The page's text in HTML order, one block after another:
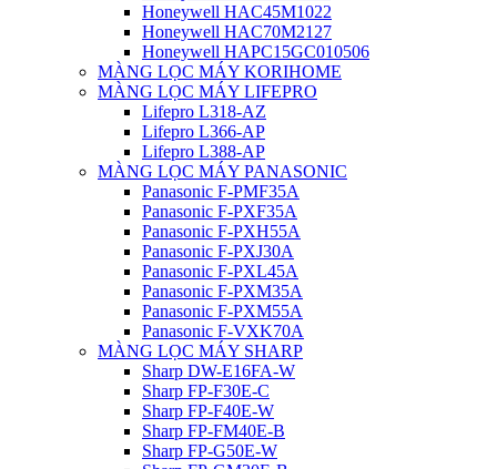
Honeywell HAC45M1022
Honeywell HAC70M2127
Honeywell HAPC15GC010506
MÀNG LỌC MÁY KORIHOME
MÀNG LỌC MÁY LIFEPRO
Lifepro L318-AZ
Lifepro L366-AP
Lifepro L388-AP
MÀNG LỌC MÁY PANASONIC
Panasonic F-PMF35A
Panasonic F-PXF35A
Panasonic F-PXH55A
Panasonic F-PXJ30A
Panasonic F-PXL45A
Panasonic F-PXM35A
Panasonic F-PXM55A
Panasonic F-VXK70A
MÀNG LỌC MÁY SHARP
Sharp DW-E16FA-W
Sharp FP-F30E-C
Sharp FP-F40E-W
Sharp FP-FM40E-B
Sharp FP-G50E-W